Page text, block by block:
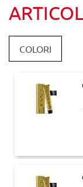
COLORI